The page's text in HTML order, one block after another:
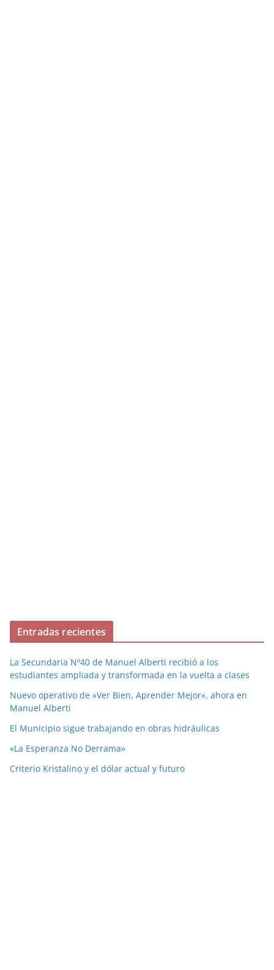
Entradas recientes
La Secundaria Nº40 de Manuel Alberti recibió a los
estudiantes ampliada y transformada en la vuelta a clases
Nuevo operativo de «Ver Bien, Aprender Mejor», ahora en
Manuel Alberti
El Municipio sigue trabajando en obras hidráulicas
«La Esperanza No Derrama»
Criterio Kristalino y el dólar actual y futuro